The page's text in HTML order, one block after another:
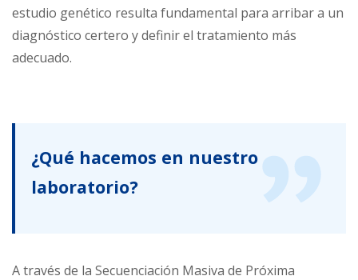
estudio genético resulta fundamental para arribar a un
diagnóstico certero y definir el tratamiento más
adecuado.
¿Qué hacemos en nuestro
laboratorio?
A través de la Secuenciación Masiva de Próxima